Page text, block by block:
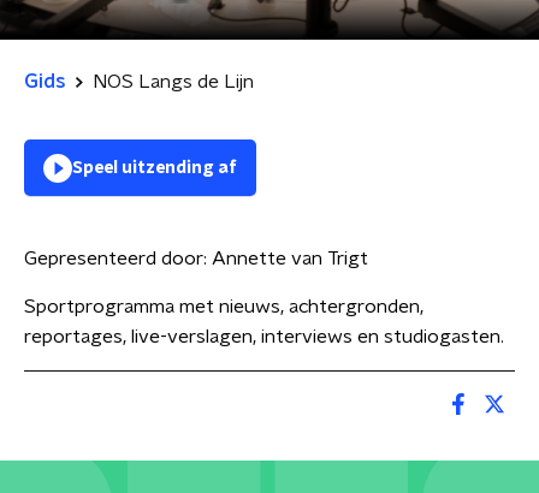
Gids NOS Langs de Lijn
Speel uitzending af
Gepresenteerd door: Annette van Trigt
Sportprogramma met nieuws, achtergronden,
reportages, live-verslagen, interviews en studiogasten.